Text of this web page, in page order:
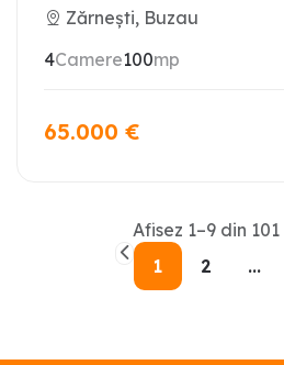
Zărnești, Buzau
4Camere100mp
65.000 €
Afisez 1–9 din 101
1
2 ...